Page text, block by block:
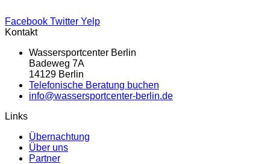
Facebook Twitter Yelp
Kontakt
Wassersportcenter Berlin
Badeweg 7A
14129 Berlin
Telefonische Beratung buchen
info@wassersportcenter-berlin.de
Links
Übernachtung
Über uns
Partner